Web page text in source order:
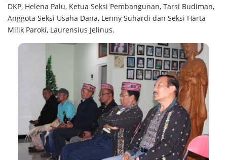
DKP, Helena Palu, Ketua Seksi Pembangunan, Tarsi Budiman,
Anggota Seksi Usaha Dana, Lenny Suhardi dan Seksi Harta
Milik Paroki, Laurensius Jelinus.